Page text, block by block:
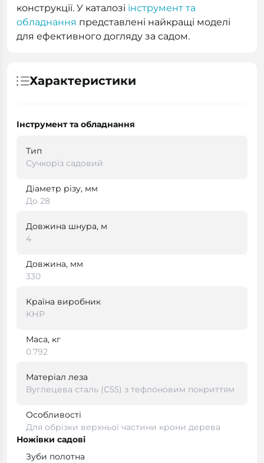
конструкції. У каталозі інструмент та
обладнання представлені найкращі моделі
для ефективного догляду за садом.
Характеристики
Інструмент та обладнання
Тип
Сучкоріз садовий
Діаметр різу, мм
До 28
Довжина шнура, м
4
Довжина, мм
330
Країна виробник
КНР
Маса, кг
0.792
Матеріал леза
Вуглецева сталь (C55) з тефлоновим покриттям
Особливості
Для обрізки верхньої частини крони дерева
Ножівки садові
Зуби полотна